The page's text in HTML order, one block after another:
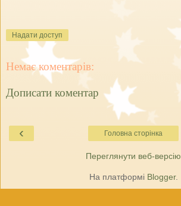
Надати доступ
Немає коментарів:
Дописати коментар
‹ Головна сторінка
Переглянути веб-версію
На платформі Blogger.